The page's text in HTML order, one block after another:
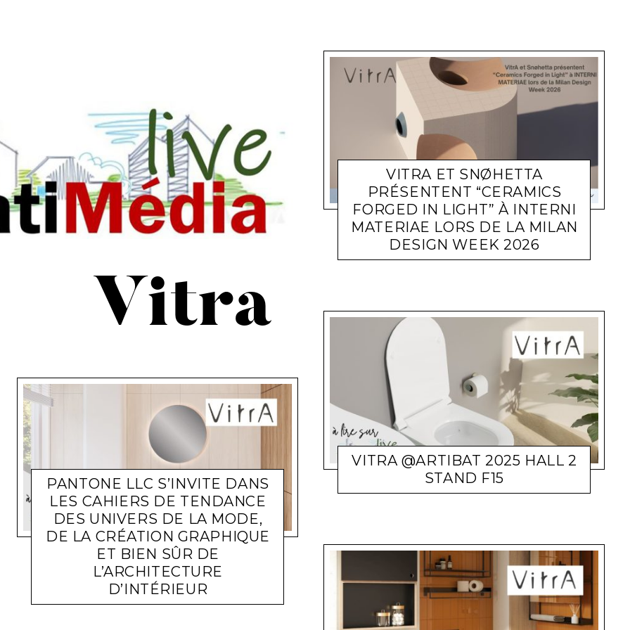
Vitra
PANTONE LLC S’INVITE DANS
LES CAHIERS DE TENDANCE
DES UNIVERS DE LA MODE,
DE LA CRÉATION GRAPHIQUE
ET BIEN SÛR DE
L’ARCHITECTURE
D’INTÉRIEUR
ACTUALITÉ ENTREPRISES LARA GASQUET
VITRA ET SNØHETTA
PRÉSENTENT “CERAMICS
FORGED IN LIGHT” À INTERNI
MATERIAE LORS DE LA MILAN
DESIGN WEEK 2026
ACTUALITÉ ENTREPRISES LARA GASQUET 5 MAI 2026
VITRA @ARTIBAT 2025 HALL 2
STAND F15
ACTUALITÉ ENTREPRISES
2025